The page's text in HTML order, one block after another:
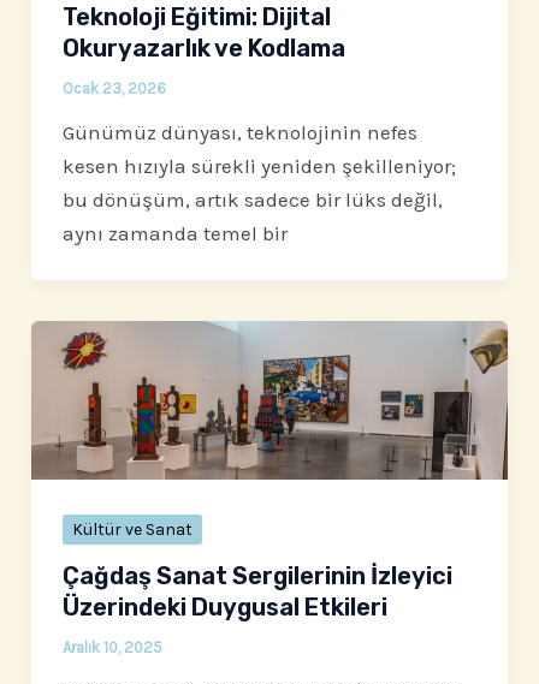
Teknoloji Eğitimi: Dijital
Okuryazarlık ve Kodlama
Ocak 23, 2026
Günümüz dünyası, teknolojinin nefes
kesen hızıyla sürekli yeniden şekilleniyor;
bu dönüşüm, artık sadece bir lüks değil,
aynı zamanda temel bir
Kültür ve Sanat
Çağdaş Sanat Sergilerinin İzleyici
Üzerindeki Duygusal Etkileri
Aralık 10, 2025